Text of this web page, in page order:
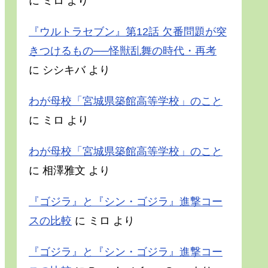
『ウルトラセブン』第12話 欠番問題が突
きつけるもの──怪獣乱舞の時代・再考
に シシキバより
わが母校「宮城県築館高等学校」のこと
に ミロ より
わが母校「宮城県築館高等学校」のこと
に 相澤雅文 より
『ゴジラ』と『シン・ゴジラ』進撃コー
スの比較 に ミロ より
『ゴジラ』と『シン・ゴジラ』進撃コー